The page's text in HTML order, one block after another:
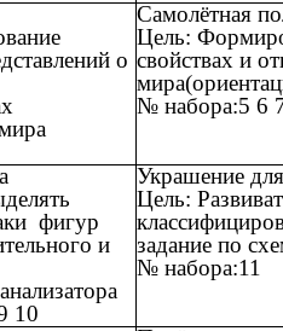
о
Самолётная
Цель:
свойствах и
№ набора:5
фигур
и
10
Украшение
Цель:
задание по
№ набора:11